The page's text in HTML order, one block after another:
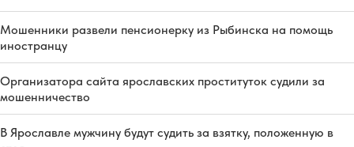
Мошенники развели пенсионерку из Рыбинска на помощь
иностранцу
Организатора сайта ярославских проституток судили за
мошенничество
В Ярославле мужчину будут судить за взятку, положенную в